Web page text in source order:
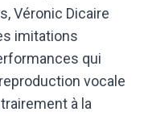
Véronic Dicaire
imitations
qui
vocale
à la